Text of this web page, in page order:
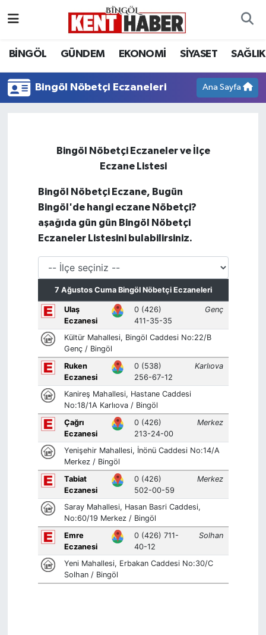
BİNGÖL GÜNDEM EKONOMİ SİYASET SAĞLIK
Bingöl Nöbetçi Eczaneleri Ana Sayfa
Bingöl Nöbetçi Eczaneler ve İlçe
Eczane Listesi
Bingöl Nöbetçi Eczane, Bugün
Bingöl'de hangi eczane Nöbetçi?
aşağıda gün gün Bingöl Nöbetçi
Eczaneler Listesini bulabilirsiniz.
BİLİM-TEKNOLOJİ
DÜNYA
GENÇ
GÜNDEM
KARLIOVA
MERKEZ
RESMİ İLANLAR
SAĞLIK
SİYASET
SOLHAN
SPOR
YAYLADERE
YEDİSU
Bingöl Hava Durumu
Bingöl Namaz Vakitleri
Süper Lig Puan Durumu ve Fikstür
Tüm Manşetler
Son Dakika Haberleri
Haber Arşivi